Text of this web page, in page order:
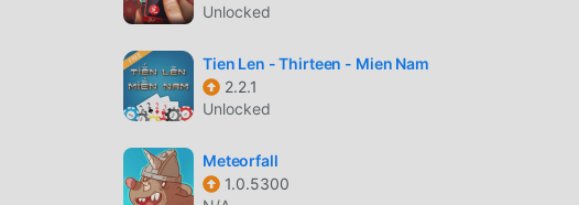
Ao mesmo tempo, moddroid construiu uma plataforma
Entre no modroid e aproveite os jogos de card com
TELA ATRAENTE
Como jogos tradicionais de card ,Phase 10 tem um esitlo
personagens fazem com que o Phase 10 atraia muitos
Unlocked
Tien Len - Thirteen - Mien Nam
2.2.1
Unlocked
Meteorfall
1.0.5300